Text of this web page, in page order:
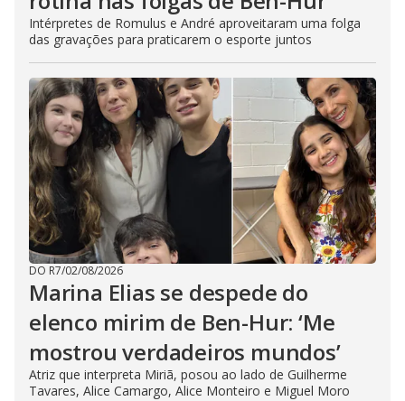
Intérpretes de Romulus e André aproveitaram uma folga
das gravações para praticarem o esporte juntos
DO R7/02/08/2026
Marina Elias se despede do
elenco mirim de Ben-Hur: ‘Me
mostrou verdadeiros mundos’
Atriz que interpreta Miriã, posou ao lado de Guilherme
Tavares, Alice Camargo, Alice Monteiro e Miguel Moro